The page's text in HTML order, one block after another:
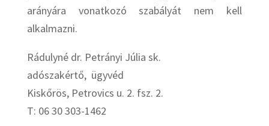
arányára vonatkozó szabályát nem kell
alkalmazni.
Rádulyné dr. Petrányi Júlia sk.
adószakértő, ügyvéd
Kiskőrös, Petrovics u. 2. fsz. 2.
T: 06 30 303-1462